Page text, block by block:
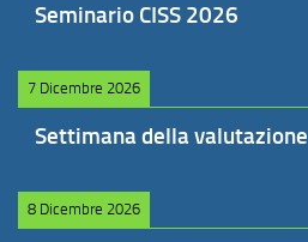
Seminario CISS 2026
7 Dicembre 2026
Settimana della valutazione
8 Dicembre 2026